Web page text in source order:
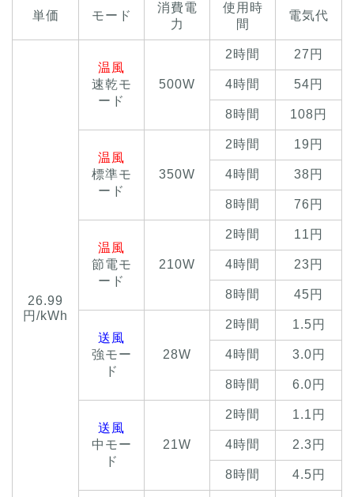
単価 モード
消費電
力
使用時
間
電気代
26.99
円/kWh
温風
速乾モ
ード
500W
2時間 27円
4時間 54円
8時間 108円
温風
標準モ
ード
350W
2時間 19円
4時間 38円
8時間 76円
温風
節電モ
ード
210W
2時間 11円
4時間 23円
8時間 45円
送風
強モー
ド
28W
2時間 1.5円
4時間 3.0円
8時間 6.0円
送風
中モー
ド
21W
2時間 1.1円
4時間 2.3円
8時間 4.5円